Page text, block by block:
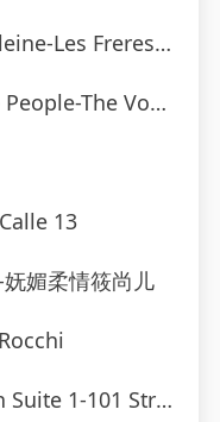
Freres Jacques
The Vocal Masters
13
妩媚柔情筱尚儿
Strings Orchestra